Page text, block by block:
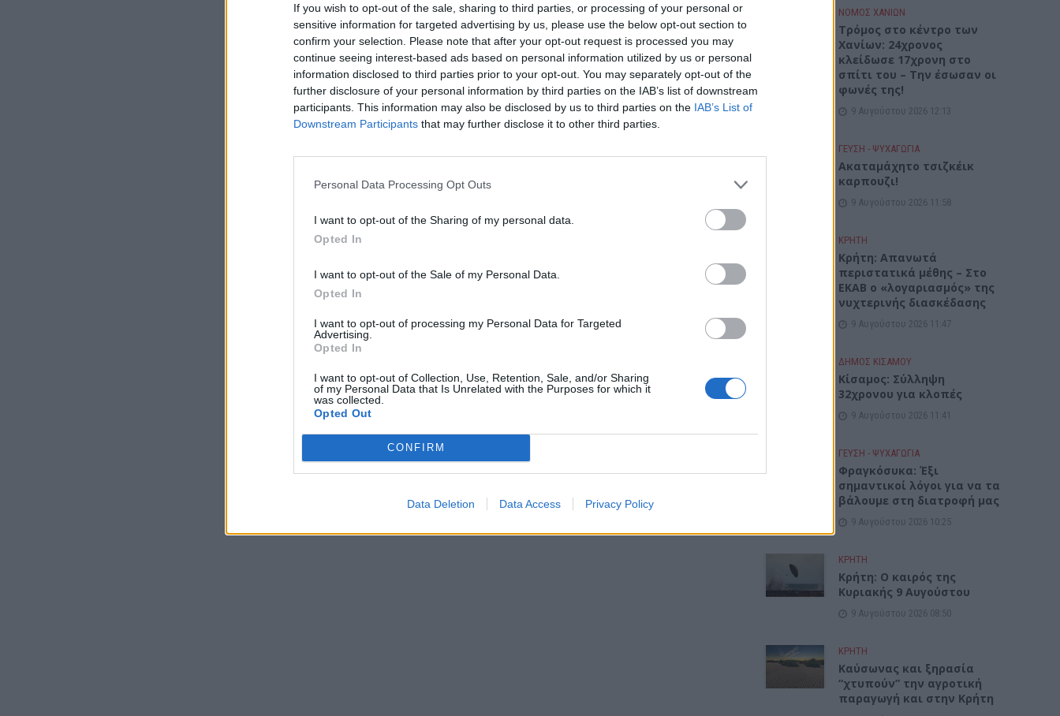
If you wish to opt-out of the sale, sharing to third parties, or processing of your personal or
sensitive information for targeted advertising by us, please use the below opt-out section to
confirm your selection. Please note that after your opt-out request is processed you may
continue seeing interest-based ads based on personal information utilized by us or personal
information disclosed to third parties prior to your opt-out. You may separately opt-out of the
further disclosure of your personal information by third parties on the IAB’s list of downstream
participants. This information may also be disclosed by us to third parties on the IAB’s List of
Downstream Participants that may further disclose it to other third parties.
Personal Data Processing Opt Outs
I want to opt-out of the Sharing of my personal data.
Opted In
I want to opt-out of the Sale of my Personal Data.
Opted In
I want to opt-out of processing my Personal Data for Targeted
Advertising.
Opted In
I want to opt-out of Collection, Use, Retention, Sale, and/or Sharing
of my Personal Data that Is Unrelated with the Purposes for which it
was collected.
Opted Out
CONFIRM
Data Deletion Data Access Privacy Policy
ΝΟΜΌΣ ΧΑΝΊΩΝ
Τρόμος στο κέντρο των
Χανίων: 24χρονος
κλείδωσε 17χρονη στο
σπίτι του – Την έσωσαν οι
φωνές της!
9 Αυγούστου 2026 12:13
ΓΕΎΣΗ - ΨΥΧΑΓΩΓΊΑ
Ακαταμάχητο τσιζκέικ
καρπουζι!
9 Αυγούστου 2026 11:58
ΚΡΗΤΗ
Κρήτη: Απανωτά
περιστατικά μέθης – Στο
ΕΚΑΒ ο «λογαριασμός» της
νυχτερινής διασκέδασης
9 Αυγούστου 2026 11:47
ΔΉΜΟΣ ΚΙΣΆΜΟΥ
Κίσαμος: Σύλληψη
32χρονου για κλοπές
9 Αυγούστου 2026 11:41
ΓΕΎΣΗ - ΨΥΧΑΓΩΓΊΑ
Φραγκόσυκα: Έξι
σημαντικοί λόγοι για να τα
βάλουμε στη διατροφή μας
9 Αυγούστου 2026 10:25
ΚΡΗΤΗ
Κρήτη: Ο καιρός της
Κυριακής 9 Αυγούστου
9 Αυγούστου 2026 08:50
ΚΡΗΤΗ
Καύσωνας και ξηρασία
“χτυπούν” την αγροτική
παραγωγή και στην Κρήτη